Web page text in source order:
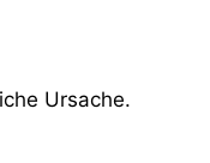
Ursache.